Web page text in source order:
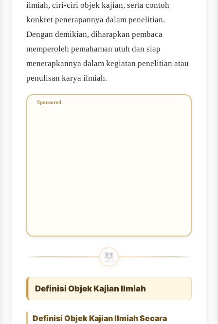
ilmiah, ciri-ciri objek kajian, serta contoh
konkret penerapannya dalam penelitian.
Dengan demikian, diharapkan pembaca
memperoleh pemahaman utuh dan siap
menerapkannya dalam kegiatan penelitian atau
penulisan karya ilmiah.
Definisi Objek Kajian Ilmiah
Definisi Objek Kajian Ilmiah Secara